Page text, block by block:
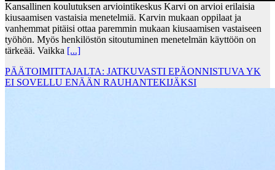
Kansallinen koulutuksen arviointikeskus Karvi on arvioi erilaisia
kiusaamisen vastaisia menetelmiä. Karvin mukaan oppilaat ja
vanhemmat pitäisi ottaa paremmin mukaan kiusaamisen vastaiseen
työhön. Myös henkilöstön sitoutuminen menetelmän käyttöön on
tärkeää. Vaikka [...]
PÄÄTOIMITTAJALTA: JATKUVASTI EPÄONNISTUVA YK
EI SOVELLU ENÄÄN RAUHANTEKIJÄKSI